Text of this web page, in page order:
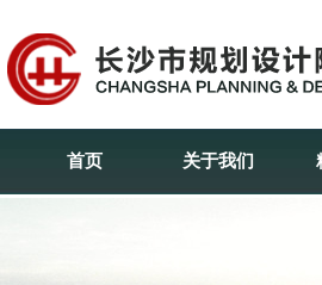
首页 关于我们